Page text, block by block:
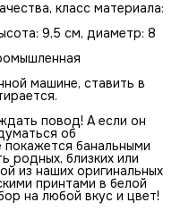
класс материала:
9,5 см, диаметр: 8
машине, ставить в
повод! А если он
об
банальными
родных, близких или
из наших оригинальных
принтами в белой
на любой вкус и цвет!